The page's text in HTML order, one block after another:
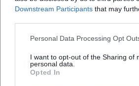
Downstream Participants that may
Personal Data Processing Opt
I want to opt-out of the Sharing of
personal data.
Opted In
DIREKTWERBUNG IN
SIE WIDERSPRECHEN,
PERSONENBEZOGENEN DATEN
DIREKTWERBUNG
NACH ART. 21 ABS. 2 DSGVO).